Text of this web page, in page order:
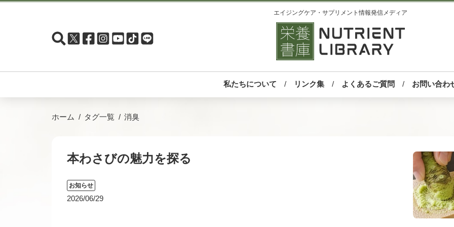
エイジングケア・サプリメント情報発信メディア
私たちについて リンク集 よくあるご質問 お問い合わ
ホーム タグ一覧 消臭
本わさびの魅力を探る
お知らせ
2026/06/29